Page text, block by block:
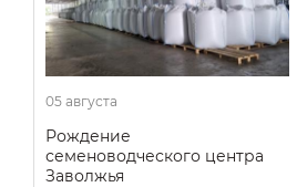
05 августа
Рождение
семеноводческого центра
Заволжья